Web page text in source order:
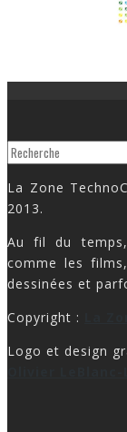
La Zone
2013.
Au fil du
comme les
dessinées et
Copyright :
Logo et design